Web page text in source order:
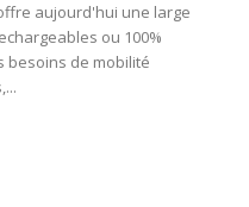
aujourd'hui une large
ou 100%
besoins de mobilité